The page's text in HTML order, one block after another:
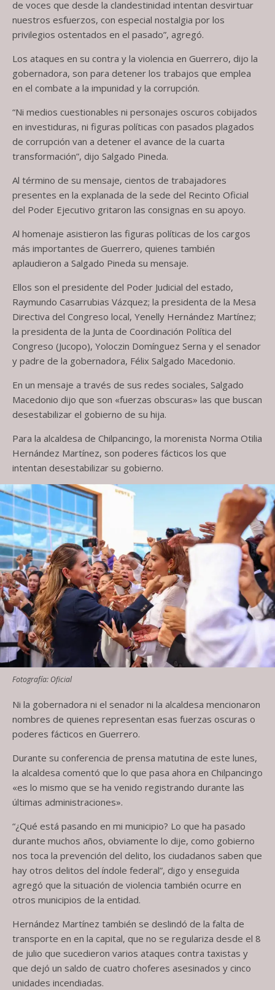
de voces que desde la clandestinidad intentan desvirtuar
nuestros esfuerzos, con especial nostalgia por los
privilegios ostentados en el pasado”, agregó.
Los ataques en su contra y la violencia en Guerrero, dijo la
gobernadora, son para detener los trabajos que emplea
en el combate a la impunidad y la corrupción.
“Ni medios cuestionables ni personajes oscuros cobijados
en investiduras, ni figuras políticas con pasados plagados
de corrupción van a detener el avance de la cuarta
transformación”, dijo Salgado Pineda.
Al término de su mensaje, cientos de trabajadores
presentes en la explanada de la sede del Recinto Oficial
del Poder Ejecutivo gritaron las consignas en su apoyo.
Al homenaje asistieron las figuras políticas de los cargos
más importantes de Guerrero, quienes también
aplaudieron a Salgado Pineda su mensaje.
Ellos son el presidente del Poder Judicial del estado,
Raymundo Casarrubias Vázquez; la presidenta de la Mesa
Directiva del Congreso local, Yenelly Hernández Martínez;
la presidenta de la Junta de Coordinación Política del
Congreso (Jucopo), Yoloczin Domínguez Serna y el senador
y padre de la gobernadora, Félix Salgado Macedonio.
En un mensaje a través de sus redes sociales, Salgado
Macedonio dijo que son «fuerzas obscuras» las que buscan
desestabilizar el gobierno de su hija.
Para la alcaldesa de Chilpancingo, la morenista Norma Otilia
Hernández Martínez, son poderes fácticos los que
intentan desestabilizar su gobierno.
Fotografía: Oficial
Ni la gobernadora ni el senador ni la alcaldesa mencionaron
nombres de quienes representan esas fuerzas oscuras o
poderes fácticos en Guerrero.
Durante su conferencia de prensa matutina de este lunes,
la alcaldesa comentó que lo que pasa ahora en Chilpancingo
«es lo mismo que se ha venido registrando durante las
últimas administraciones».
“¿Qué está pasando en mi municipio? Lo que ha pasado
durante muchos años, obviamente lo dije, como gobierno
nos toca la prevención del delito, los ciudadanos saben que
hay otros delitos del índole federal”, digo y enseguida
agregó que la situación de violencia también ocurre en
otros municipios de la entidad.
Hernández Martínez también se deslindó de la falta de
transporte en en la capital, que no se regulariza desde el 8
de julio que sucedieron varios ataques contra taxistas y
que dejó un saldo de cuatro choferes asesinados y cinco
unidades incendiadas.